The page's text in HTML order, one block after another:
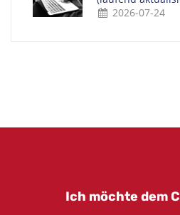
2026-07-24
Ich möchte dem